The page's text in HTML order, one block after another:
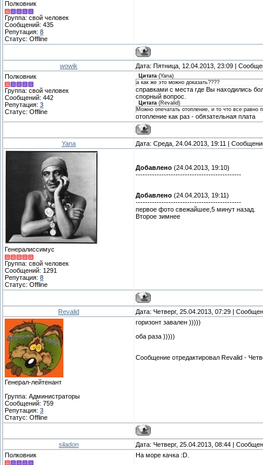
Полковник
Группа: свой человек
Сообщений: 435
Репутация: 8
Статус: Offline
wowik
Дата: Пятница, 12.04.2013, 23:09 |
Полковник
Группа: свой человек
Сообщений: 442
Репутация: 3
Статус: Offline
Цитата (Yana)
а как же это можно доказать????
справками с места где Вы находились
спорный вопрос.
Цитата (Revalid)
Можно опечатать отопление, и то что все равно
отопление как раз - обязательная плата
Yana Дата: Среда, 24.04.2013, 19:11 |
Генералиссимус
Группа: свой человек
Сообщений: 1291
Репутация: 8
Статус: Offline
Добавлено (24.04.2013, 19:10)
---------------------------------------------
Добавлено (24.04.2013, 19:11)
---------------------------------------------
первое фото свежайшее,5 минут назад.
Второе зимнее
Revalid Дата: Четверг, 25.04.2013, 07:29 |
Генерал-лейтенант
Группа: Администраторы
Сообщений: 759
Репутация: 3
Статус: Offline
горизонт завален )))))
оба раза )))))
Сообщение отредактировал Revalid -
siladon
Дата: Четверг, 25.04.2013, 08:44 |
Полковник
На море качка :D.